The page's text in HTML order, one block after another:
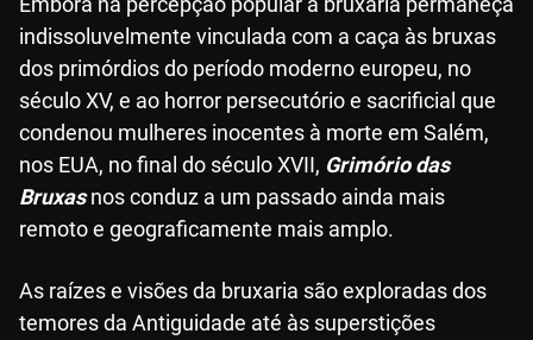
indissoluvelmente vinculada com a caça às bruxas
dos primórdios do período moderno europeu, no
século XV, e ao horror persecutório e sacrificial que
condenou mulheres inocentes à morte em Salém,
nos EUA, no final do século XVII, Grimório das
Bruxasnos conduz a um passado ainda mais
remoto e geograficamente mais amplo.
As raízes e visões da bruxaria são exploradas dos
temores da Antiguidade até às superstições